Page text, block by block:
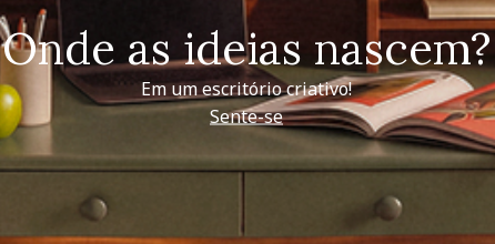
Onde as ideias nascem?
Em um escritório criativo!
Sente-se